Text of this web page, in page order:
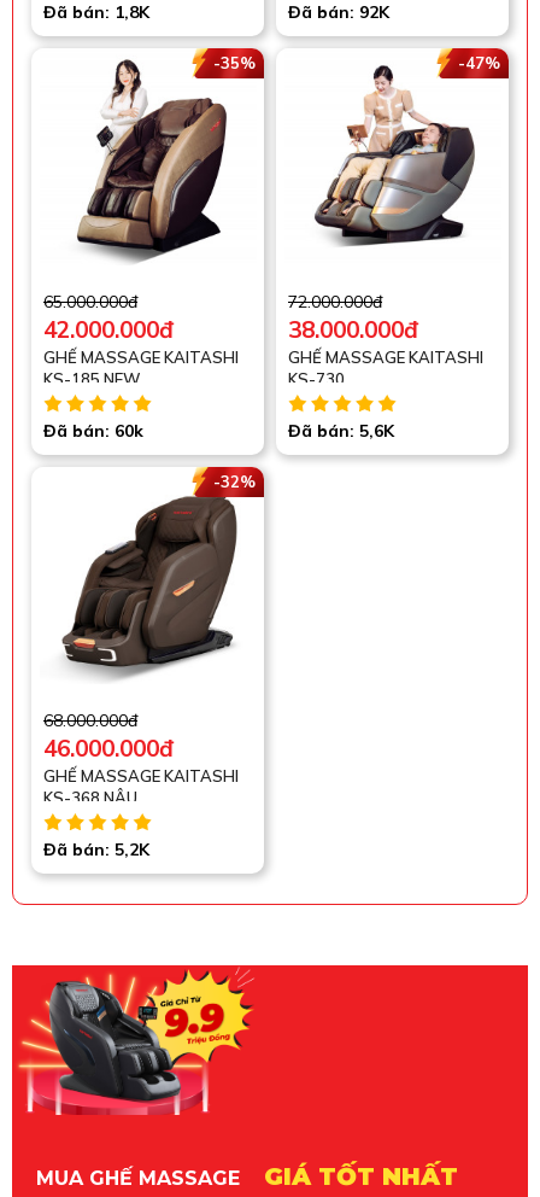
Đã bán: 1,8K Đã bán: 92K
-35%
65.000.000đ
42.000.000đ
GHẾ MASSAGE KAITASHI
KS-185 NEW
Đã bán: 60k
-47%
72.000.000đ
38.000.000đ
GHẾ MASSAGE KAITASHI
KS-730
Đã bán: 5,6K
-32%
68.000.000đ
46.000.000đ
GHẾ MASSAGE KAITASHI
KS-368 NÂU
Đã bán: 5,2K
MUA GHẾ MASSAGE GIÁ TỐT NHẤT